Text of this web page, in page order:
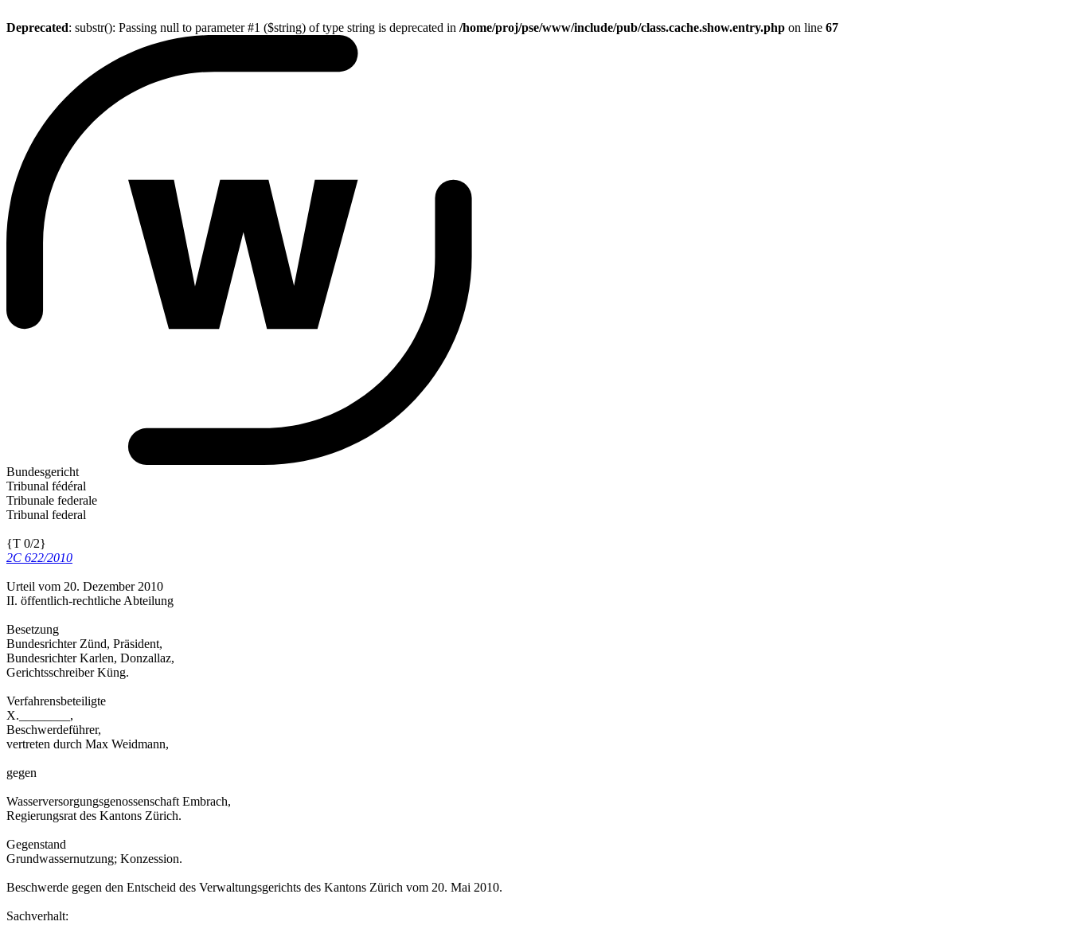
Deprecated: substr(): Passing null to parameter #1 ($string) of type string is deprecated in /home/proj/pse/www/include/pub/class.cache.show.entry.php on line 67
Bundesgericht
Tribunal fédéral
Tribunale federale
Tribunal federal
{T 0/2}
2C 622/2010
Urteil vom 20. Dezember 2010
II. öffentlich-rechtliche Abteilung
Besetzung
Bundesrichter Zünd, Präsident,
Bundesrichter Karlen, Donzallaz,
Gerichtsschreiber Küng.
Verfahrensbeteiligte
X.________,
Beschwerdeführer,
vertreten durch Max Weidmann,
gegen
Wasserversorgungsgenossenschaft Embrach,
Regierungsrat des Kantons Zürich.
Gegenstand
Grundwassernutzung; Konzession.
Beschwerde gegen den Entscheid des Verwaltungsgerichts des Kantons Zürich vom 20. Mai 2010.
Sachverhalt: